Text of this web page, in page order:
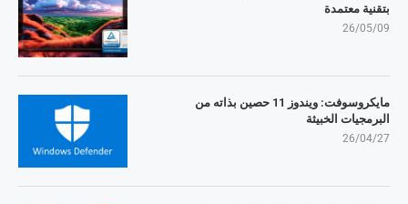
بتقنية معتمدة
26/05/09
مايكروسوفت: ويندوز 11 حصين بذاته من
البرمجيات الخبيثة
26/04/27